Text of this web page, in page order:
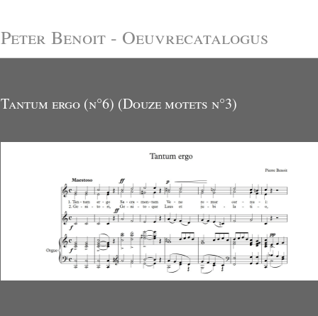
Peter Benoit - Oeuvrecatalogus
Tantum ergo (n°6) (Douze motets n°3)